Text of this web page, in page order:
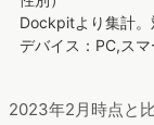
Dockpitより集計
デバイス：PC,ス
2023年2月時点と